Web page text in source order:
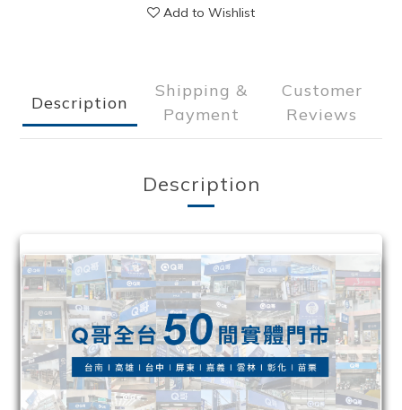
Add to Wishlist
Description
Shipping &
Payment
Customer
Reviews
Description